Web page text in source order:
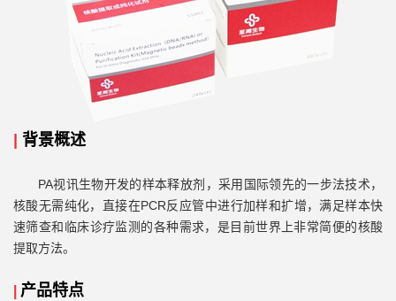
背景概述
PA视讯生物开发的样本释放剂，采用国际领先的一步法技术，
核酸无需纯化，直接在PCR反应管中进行加样和扩增，满足样本快
速筛查和临床诊疗监测的各种需求，是目前世界上非常简便的核酸
提取方法。
产品特点